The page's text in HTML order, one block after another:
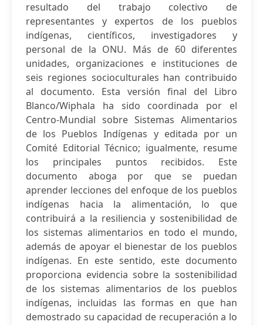
resultado del trabajo colectivo de
representantes y expertos de los pueblos
indígenas, científicos, investigadores y
personal de la ONU. Más de 60 diferentes
unidades, organizaciones e instituciones de
seis regiones socioculturales han contribuido
al documento. Esta versión final del Libro
Blanco/Wiphala ha sido coordinada por el
Centro-Mundial sobre Sistemas Alimentarios
de los Pueblos Indígenas y editada por un
Comité Editorial Técnico; igualmente, resume
los principales puntos recibidos. Este
documento aboga por que se puedan
aprender lecciones del enfoque de los pueblos
indígenas hacia la alimentación, lo que
contribuirá a la resiliencia y sostenibilidad de
los sistemas alimentarios en todo el mundo,
además de apoyar el bienestar de los pueblos
indígenas. En este sentido, este documento
proporciona evidencia sobre la sostenibilidad
de los sistemas alimentarios de los pueblos
indígenas, incluidas las formas en que han
demostrado su capacidad de recuperación a lo